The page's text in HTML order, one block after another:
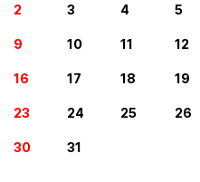
2 3 4 5
9 10 11 12
16 17 18 19
23 24 25 26
30 31